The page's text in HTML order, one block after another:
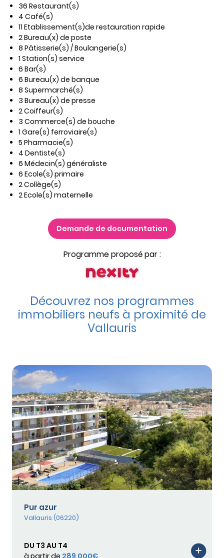
36 Restaurant(s)
4 Café(s)
11 Etablissement(s)de restauration rapide
2 Bureau(x) de poste
8 Pâtisserie(s) / Boulangerie(s)
1 Station(s) service
6 Bar(s)
6 Bureau(x) de banque
8 Supermarché(s)
3 Bureau(x) de presse
2 Coiffeur(s)
3 Commerce(s) de bouche
1 Gare(s) ferroviaire(s)
5 Pharmacie(s)
4 Dentiste(s)
6 Médecin(s) généraliste
6 Ecole(s) primaire
2 Collège(s)
2 Ecole(s) maternelle
Demande de documentation
Programme proposé par :
Découvrez nos programmes
immobiliers neufs à proximité de
Vallauris
Pur azur
Vallauris (06220)
DU T3 AU T4